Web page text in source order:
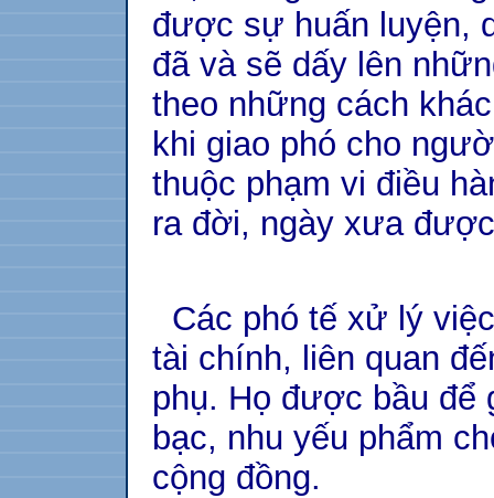
được sự huấn luyện,
đã và sẽ dấy lên
theo những cách
khi giao phó cho
thuộc phạm vi điều
ra đời, ngày xưa
Các phó tế xử lý
tài chính, liên quan
phụ. Họ được bầu để
bạc, nhu yếu phẩm
cộng đồng.